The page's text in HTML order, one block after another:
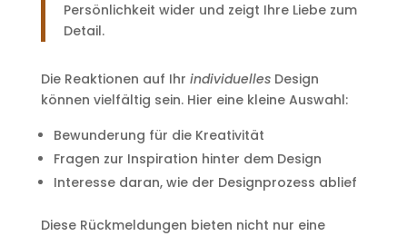
Persönlichkeit wider und zeigt Ihre Liebe zum
Detail.
Die Reaktionen auf Ihr individuellesDesign
können vielfältig sein. Hier eine kleine Auswahl:
Bewunderung für die Kreativität
Fragen zur Inspiration hinter dem Design
Interesse daran, wie der Designprozess ablief
Diese Rückmeldungen bieten nicht nur eine